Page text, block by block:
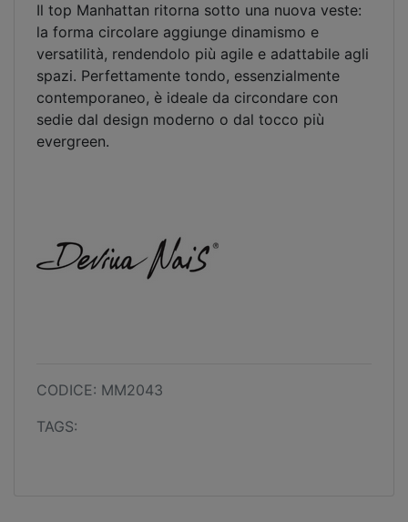
Il top Manhattan ritorna sotto una nuova veste:
la forma circolare aggiunge dinamismo e
versatilità, rendendolo più agile e adattabile agli
spazi. Perfettamente tondo, essenzialmente
contemporaneo, è ideale da circondare con
sedie dal design moderno o dal tocco più
evergreen.
CODICE: MM2043
TAGS: